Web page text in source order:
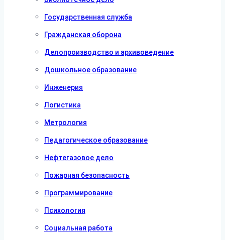
Государственная служба
Гражданская оборона
Делопроизводство и архивоведение
Дошкольное образование
Инженерия
Логистика
Метрология
Педагогическое образование
Нефтегазовое дело
Пожарная безопасность
Программирование
Психология
Социальная работа